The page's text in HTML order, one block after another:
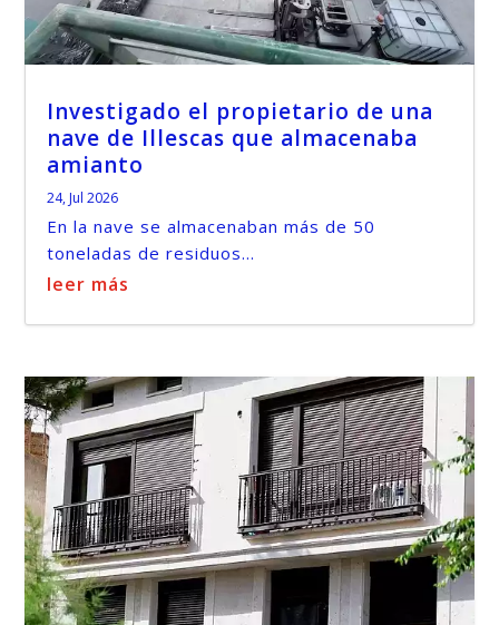
Investigado el propietario de una
nave de Illescas que almacenaba
amianto
24, Jul 2026
En la nave se almacenaban más de 50
toneladas de residuos...
leer más